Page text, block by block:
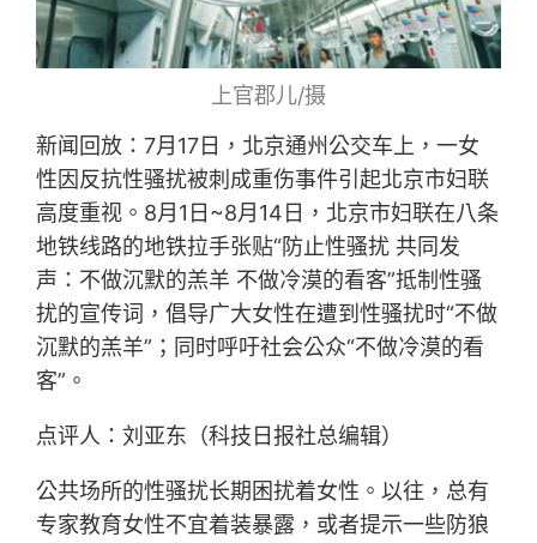
上官郡儿/摄
新闻回放：7月17日，北京通州公交车上，一女
性因反抗性骚扰被刺成重伤事件引起北京市妇联
高度重视。8月1日~8月14日，北京市妇联在八条
地铁线路的地铁拉手张贴“防止性骚扰 共同发
声：不做沉默的羔羊 不做冷漠的看客”抵制性骚
扰的宣传词，倡导广大女性在遭到性骚扰时“不做
沉默的羔羊”；同时呼吁社会公众“不做冷漠的看
客”。
点评人：刘亚东（科技日报社总编辑）
公共场所的性骚扰长期困扰着女性。以往，总有
专家教育女性不宜着装暴露，或者提示一些防狼